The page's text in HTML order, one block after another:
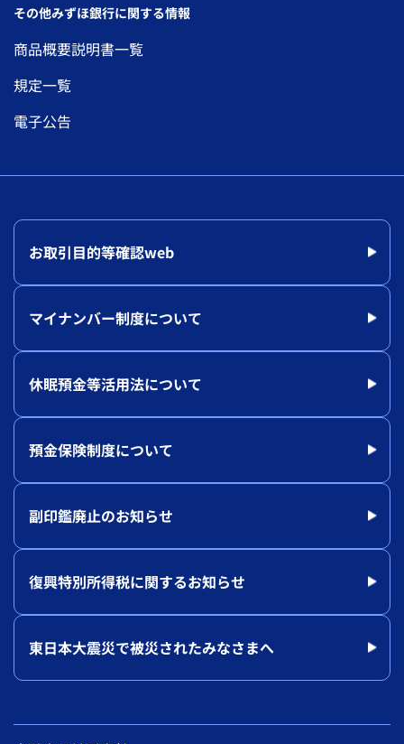
その他みずほ銀行に関する情報
商品概要説明書一覧
規定一覧
電子公告
お取引目的等確認web
マイナンバー制度について
休眠預金等活用法について
預金保険制度について
副印鑑廃止のお知らせ
復興特別所得税に関するお知らせ
東日本大震災で被災されたみなさまへ